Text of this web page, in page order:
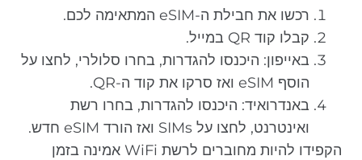
רכשו את חבילת ה-eSIM המתאימה לכם.
קבלו קוד QR במייל.
באייפון: היכנסו להגדרות, בחרו סלולרי, לחצו על
הוסף eSIM ואז סרקו את קוד ה-QR.
באנדרואיד: היכנסו להגדרות, בחרו רשת
ואינטרנט, לחצו על SIMs ואז הורד eSIM חדש.
הקפידו להיות מחוברים לרשת WiFi אמינה בזמן